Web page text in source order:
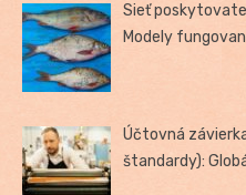
Sieť
Modely
Účtovná
štandardy):